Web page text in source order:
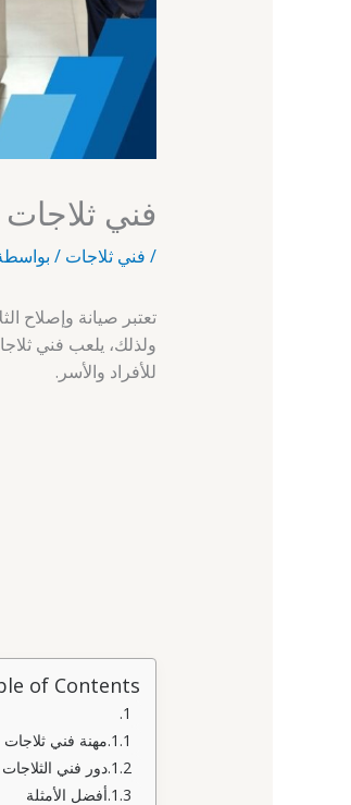
فني ثلاجات الكويت 66088278 –
/ فني ثلاجات /
تعتبر صيانة وإصلاح
ولذلك، يلعب فني
للأفراد والأسر.
of Contents
مهنة فني ثلاجات
دور فني
أفضل الأمثلة